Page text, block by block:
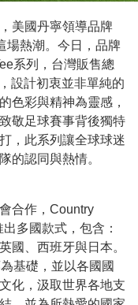
美國丹寧領導品牌
場熱潮。今日，品牌
系列，台灣販售總
設計初衷並非單純的
色彩與精神為靈感，
敬足球賽事背後獨特
，此系列讓全球球迷
的認同與熱情。
合作，Country
多國款式，包含：
國、西班牙與日本。
基礎，並以各國國
化，汲取世界各地支